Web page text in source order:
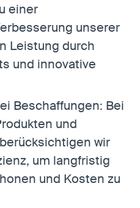
einer
unserer
Leistung durch
und innovative
Beschaffungen: Bei
und
wir
um langfristig
und Kosten zu